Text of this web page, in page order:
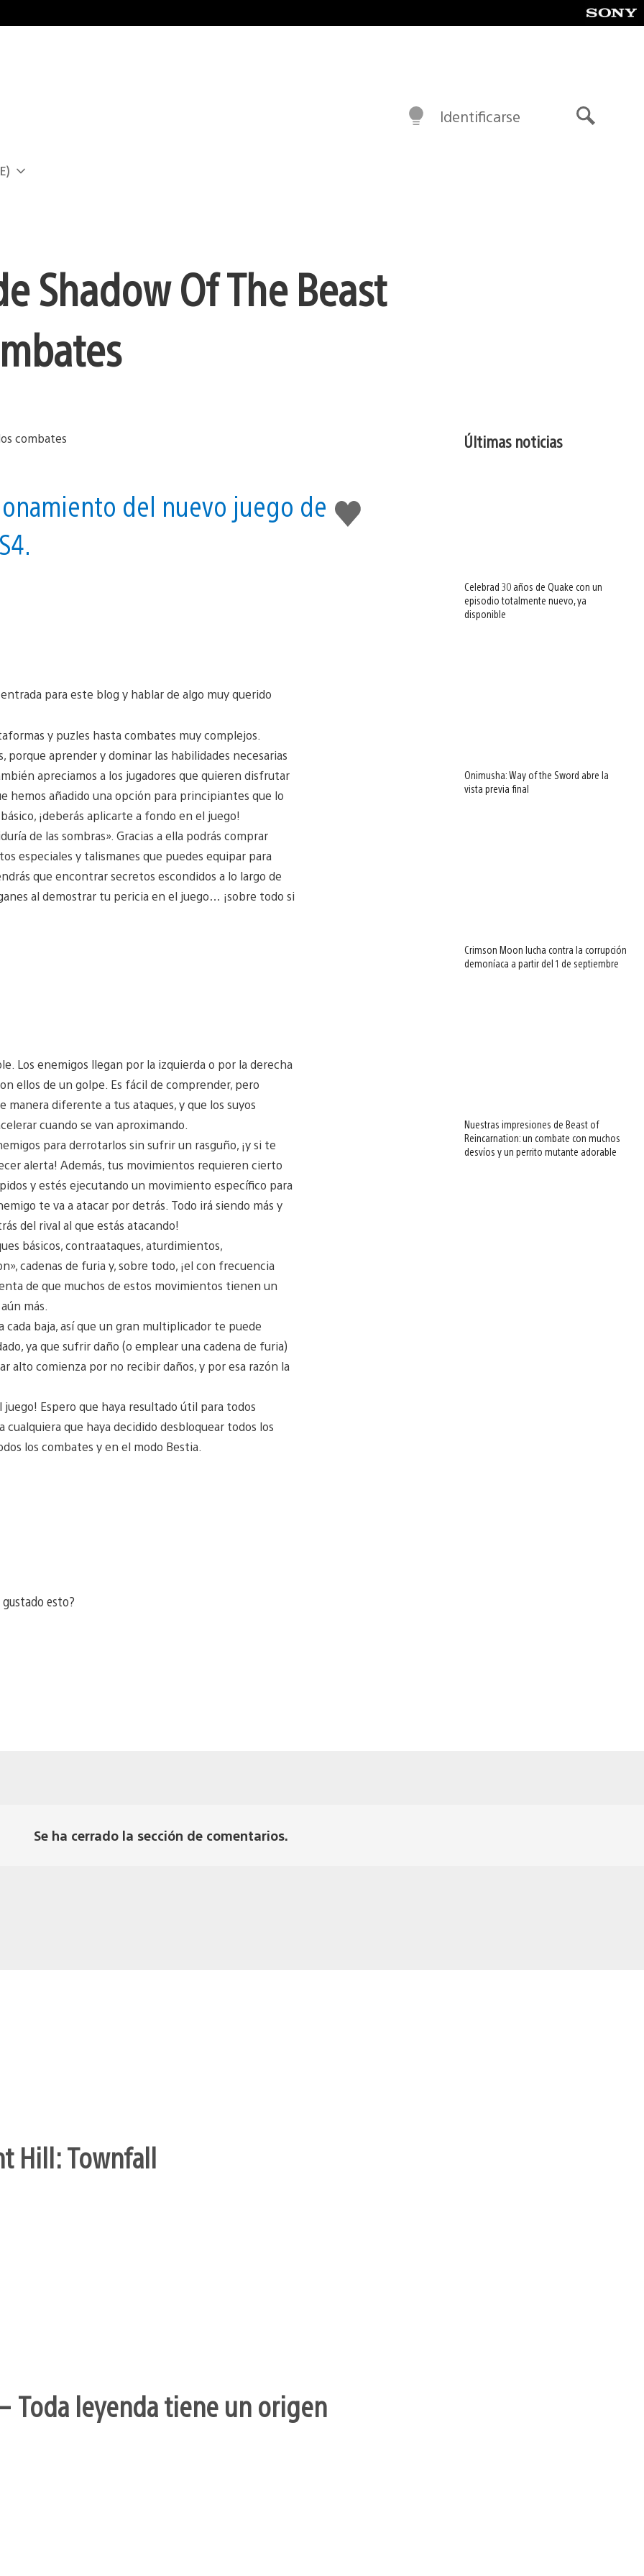
Identificarse
Shadow Of The Beast
Me
gusta
del nuevo juego de
para este blog y hablar de algo muy querido
y puzles hasta combates muy complejos.
aprender y dominar las habilidades necesarias
apreciamos a los jugadores que quieren disfrutar
hemos añadido una opción para principiantes que lo
¡deberás aplicarte a fondo en el juego!
de las sombras». Gracias a ella podrás comprar
especiales y talismanes que puedes equipar para
que encontrar secretos escondidos a lo largo de
al demostrar tu pericia en el juego… ¡sobre todo si
Los enemigos llegan por la izquierda o por la derecha
ellos de un golpe. Es fácil de comprender, pero
diferente a tus ataques, y que los suyos
cuando se van aproximando.
para derrotarlos sin sufrir un rasguño, ¡y si te
alerta! Además, tus movimientos requieren cierto
y estés ejecutando un movimiento específico para
te va a atacar por detrás. Todo irá siendo más y
del rival al que estás atacando!
básicos, contraataques, aturdimientos,
cadenas de furia y, sobre todo, ¡el con frecuencia
de que muchos de estos movimientos tienen un
más.
baja, así que un gran multiplicador te puede
ya que sufrir daño (o emplear una cadena de furia)
alto comienza por no recibir daños, y por esa razón la
Espero que haya resultado útil para todos
que haya decidido desbloquear todos los
los combates y en el modo Bestia.
gustado esto?
Últimas noticias
Celebrad 30 años de Quake con un
episodio totalmente nuevo, ya
disponible
Onimusha: Way of the Sword abre la
vista previa final
Crimson Moon lucha contra la corrupción
demoníaca a partir del 1 de septiembre
Nuestras impresiones de Beast of
Reincarnation: un combate con muchos
desvíos y un perrito mutante adorable
Se ha cerrado la sección de comentarios.
Hill: Townfall
Toda leyenda tiene un origen